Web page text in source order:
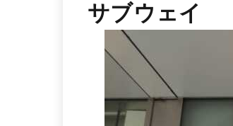
サブウェイ